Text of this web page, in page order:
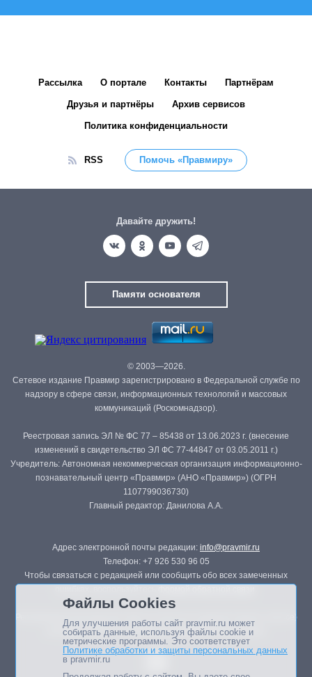
Рассылка О портале Контакты Партнёрам
Друзья и партнёры Архив сервисов
Политика конфиденциальности
RSS Помочь «Правмиру»
Давайте дружить!
Памяти основателя
© 2003—2026.
Сетевое издание Правмир зарегистрировано в Федеральной службе по
надзору в сфере связи, информационных технологий и массовых
коммуникаций (Роскомнадзор).
Реестровая запись ЭЛ № ФС 77 – 85438 от 13.06.2023 г. (внесение
изменений в свидетельство ЭЛ ФС 77-44847 от 03.05.2011 г.)
Учредитель: Автономная некоммерческая организация информационно-
познавательный центр «Правмир» (АНО «Правмир») (ОГРН
1107799036730)
Главный редактор: Данилова А.А.
Адрес электронной почты редакции: info@pravmir.ru
Телефон: +7 926 530 96 05
Чтобы связаться с редакцией или сообщить обо всех замеченных
Републикация материалов сайта в печатных изданиях (книгах, прессе)
возможна только с письменного разрешения редакции.
Файлы Cookies
Для улучшения работы сайт pravmir.ru может
собирать данные, используя файлы cookie и
метрические программы. Это соответствует
Политике обработки и защиты персональных данных
в pravmir.ru